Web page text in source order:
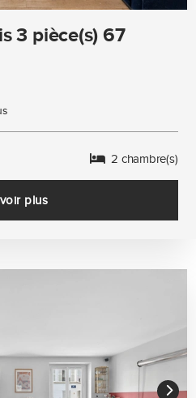
3 pièce(s) 67
2 chambre(s)
plus